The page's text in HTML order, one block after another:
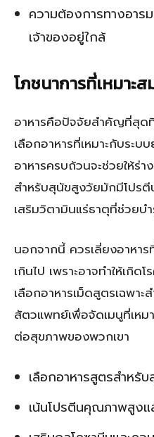
ความต้องการทางอา
เจ้าของอยู่ใกล้
โภชนาการที่เหมาะ
อาหารคือปัจจัยสำคัญที่สุด
เลือกอาหารที่เหมาะกับระบ
อาหารครบถ้วนจะช่วยให้ร่
สำหรับสุนัขสูงวัยมักมีโปร
เสริมวิตามินแร่ธาตุที่ช่วยบำ
นอกจากนี้ ควรเลี่ยงอาหา
เกินไป เพราะอาจทำให้เกิด
เลือกอาหารเม็ดสูตรเฉพา
สัตวแพทย์เพื่อจัดเมนูที่เห
ต่อสุขภาพของพวกเขา
เลือกอาหารสูตรสำหรั
เน้นโปรตีนคุณภาพสูงแ